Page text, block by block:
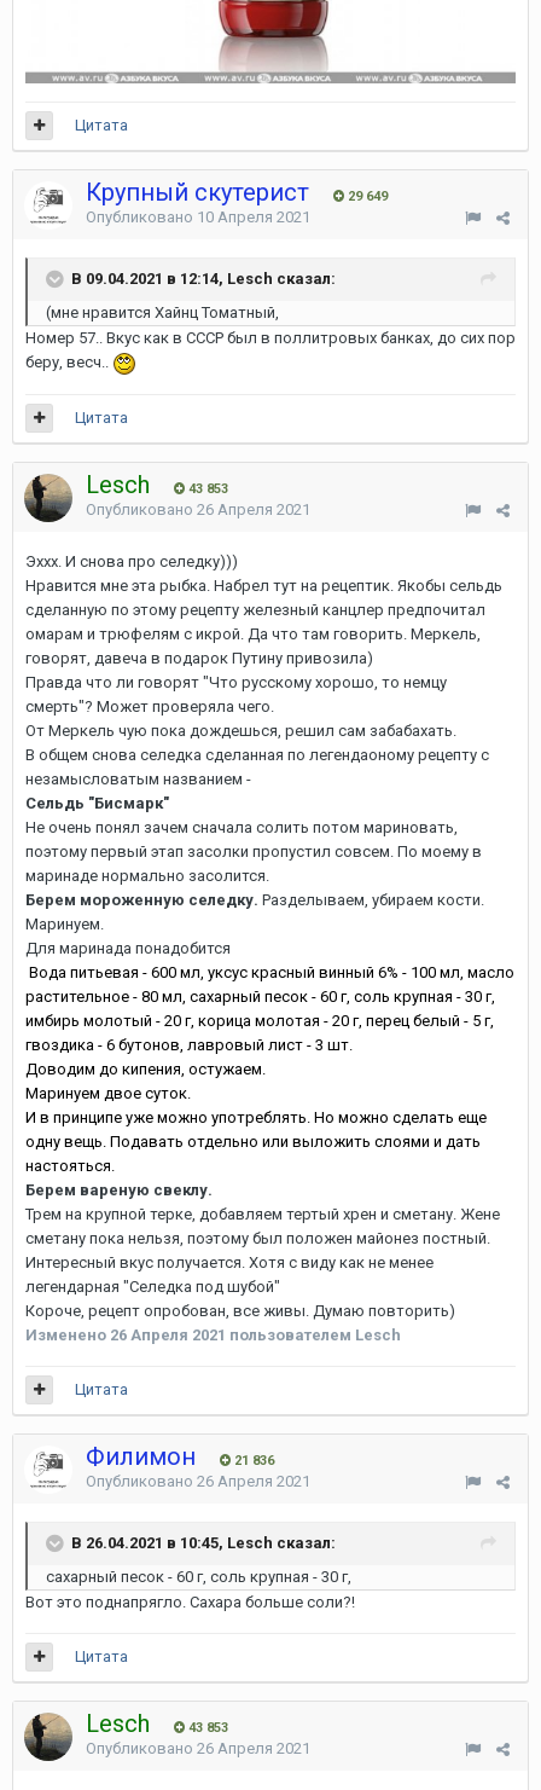
Цитата
Крупный скутерист 29 649
Опубликовано 10 Апреля 2021
В 09.04.2021 в 12:14, Lesch сказал:
(мне нравится Хайнц Томатный,
Номер 57.. Вкус как в СССР был в поллитровых банках, до сих пор
беру, весч..
Цитата
Lesch 43 853
Опубликовано 26 Апреля 2021
Эххх. И снова про селедку)))
Нравится мне эта рыбка. Набрел тут на рецептик. Якобы сельдь
сделанную по этому рецепту железный канцлер предпочитал
омарам и трюфелям с икрой. Да что там говорить. Меркель,
говорят, давеча в подарок Путину привозила)
Правда что ли говорят "Что русскому хорошо, то немцу
смерть"? Может проверяла чего.
От Меркель чую пока дождешься, решил сам забабахать.
В общем снова селедка сделанная по легендаоному рецепту с
незамысловатым названием -
Сельдь "Бисмарк"
Не очень понял зачем сначала солить потом мариновать,
поэтому первый этап засолки пропустил совсем. По моему в
маринаде нормально засолится.
Берем мороженную селедку. Разделываем, убираем кости.
Маринуем.
Для маринада понадобится
Вода питьевая - 600 мл, уксус красный винный 6% - 100 мл, масло
растительное - 80 мл, сахарный песок - 60 г, соль крупная - 30 г,
имбирь молотый - 20 г, корица молотая - 20 г, перец белый - 5 г,
гвоздика - 6 бутонов, лавровый лист - 3 шт.
Доводим до кипения, остужаем.
Маринуем двое суток.
И в принципе уже можно употреблять. Но можно сделать еще
одну вещь. Подавать отдельно или выложить слоями и дать
настояться.
Берем вареную свеклу.
Трем на крупной терке, добавляем тертый хрен и сметану. Жене
сметану пока нельзя, поэтому был положен майонез постный.
Интересный вкус получается. Хотя с виду как не менее
легендарная "Селедка под шубой"
Короче, рецепт опробован, все живы. Думаю повторить)
Изменено 26 Апреля 2021 пользователем Lesch
Цитата
Филимон 21 836
Опубликовано 26 Апреля 2021
В 26.04.2021 в 10:45, Lesch сказал:
сахарный песок - 60 г, соль крупная - 30 г,
Вот это поднапрягло. Сахара больше соли?!
Цитата
Lesch 43 853
Опубликовано 26 Апреля 2021